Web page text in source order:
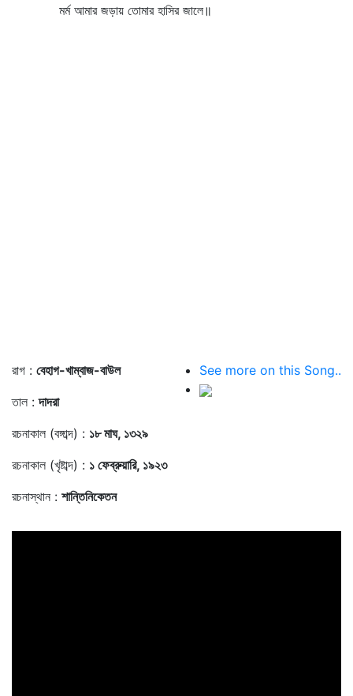
মর্ম আমার জড়ায় তোমার হাসির জালে॥
রাগ : বেহাগ-খাম্বাজ-বাউল
তাল :দাদরা
রচনাকাল (বঙ্গাব্দ) : ১৮ মাঘ, ১৩২৯
রচনাকাল (খৃষ্টাব্দ) : ১ ফেব্রুয়ারি, ১৯২৩
রচনাস্থান : শান্তিনিকেতন
See more on this Song..